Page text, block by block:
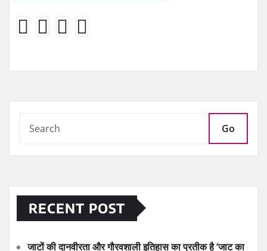
Go
RECENT POST
जाटों की दानवीरता और गौरवशाली इतिहास का प्रतीक है ‘जाट का